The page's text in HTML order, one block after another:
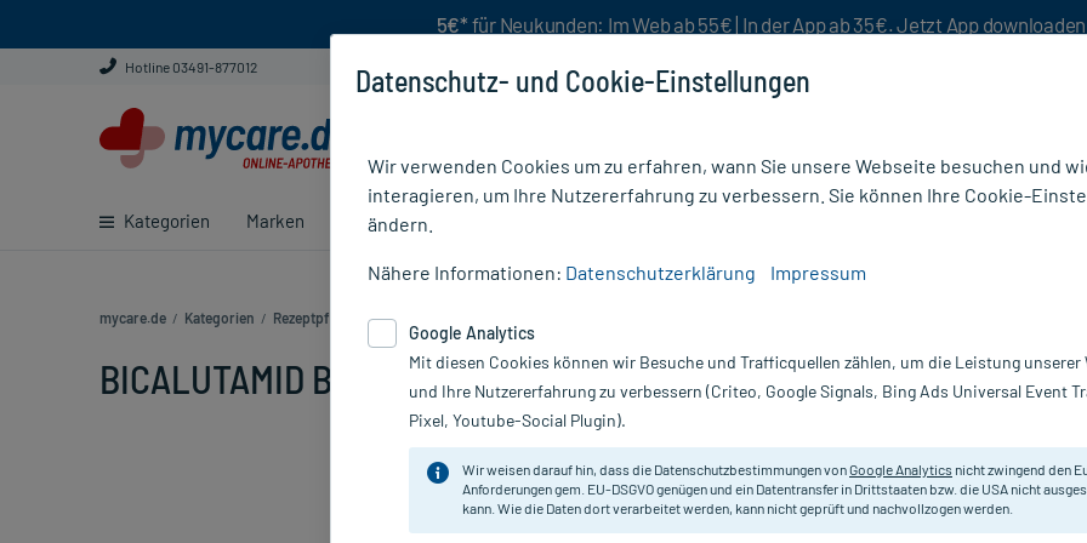
5€* für Neukunden: Im Web ab 55€ | In der App ab 35€. Jetzt App downloaden
Hotline 03491-877012
Kategorien Marken Ratgeber
mycare.de / Kategorien / Rezeptpflichtige Medikamente
BICALUTAMID BIOMO 50MG, 100 St BICALUTAMID-biomo 50 mg
Inhalt:
PZN:
Hersteller:
Datenschutz- und Cookie-Einstellungen
Wir verwenden Cookies um zu erfahren, wann Sie unsere Webseite besuchen und
interagieren, um Ihre Nutzererfahrung zu verbessern. Sie können Ihre Cookie-
ändern.
Nähere Informationen: Datenschutzerklärung Impressum
Google Analytics
Mit diesen Cookies können wir Besuche und Trafficquellen zählen, um die Leistung unserer
und Ihre Nutzererfahrung zu verbessern (Criteo, Google Signals, Bing Ads Universal Event
Pixel, Youtube-Social Plugin).
Wir weisen darauf hin, dass die Datenschutzbestimmungen vonGoogle Analytics nicht zwingend den
Anforderungen gem. EU-DSGVO genügen und ein Datentransfer in Drittstaaten bzw. die USA nicht
kann. Wie die Daten dort verarbeitet werden, kann nicht geprüft und nachvollzogen werden.